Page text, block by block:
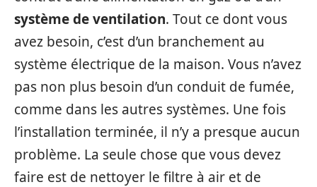
système de ventilation. Tout ce dont vous
avez besoin, c’est d’un branchement au
système électrique de la maison. Vous n’avez
pas non plus besoin d’un conduit de fumée,
comme dans les autres systèmes. Une fois
l’installation terminée, il n’y a presque aucun
problème. La seule chose que vous devez
faire est de nettoyer le filtre à air et de